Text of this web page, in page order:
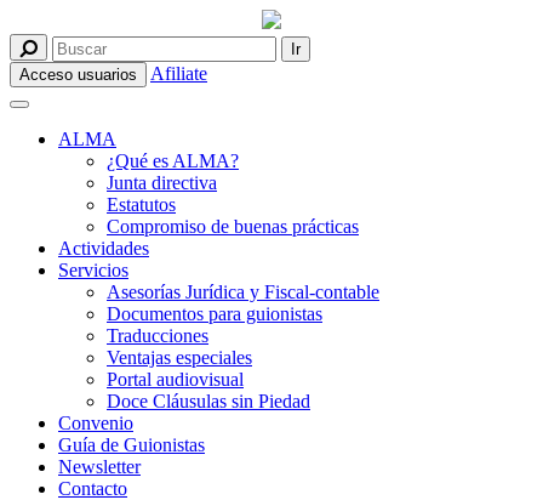
Acceso usuarios Afiliate
ALMA
¿Qué es ALMA?
Junta directiva
Estatutos
Compromiso de buenas prácticas
Actividades
Servicios
Asesorías Jurídica y Fiscal-contable
Documentos para guionistas
Traducciones
Ventajas especiales
Portal audiovisual
Doce Cláusulas sin Piedad
Convenio
Guía de Guionistas
Newsletter
Contacto